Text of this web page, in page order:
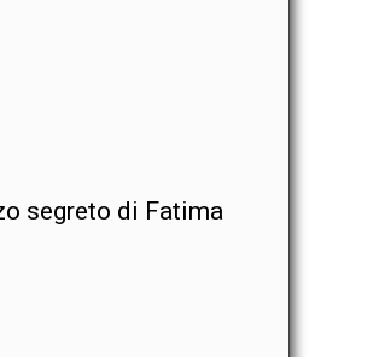
segreto di Fatima